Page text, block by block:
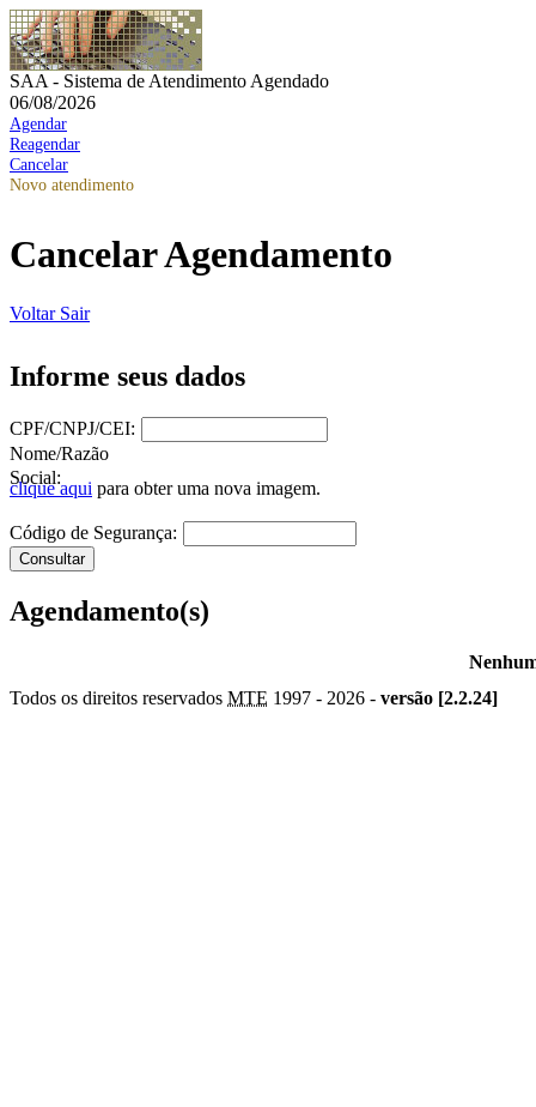
SAA - Sistema de Atendimento Agendado
06/08/2026
Agendar
Reagendar
Cancelar
Novo atendimento
Cancelar Agendamento
Voltar Sair
Informe seus dados
CPF/CNPJ/CEI:
Nome/Razão
Social:
clique aqui para obter uma nova imagem.
Código de Segurança:
Agendamento(s)
Todos os direitos reservados MTE 1997 - 2026 - versão [2.2.24]